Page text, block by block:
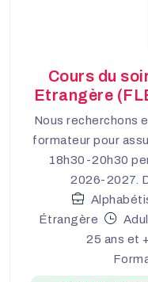
Cours du
Etrangère
Nous recherchons
formateur pour
18h30-20h30
2026-2027.
Étrangère
25 ans et